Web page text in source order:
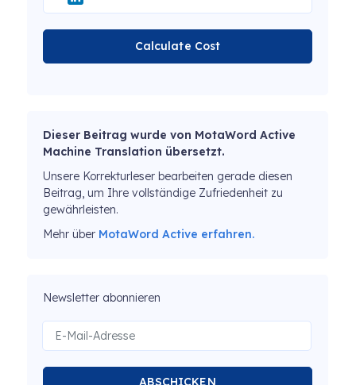
Calculate Cost
Dieser Beitrag wurde von MotaWord Active
Machine Translation übersetzt.
Unsere Korrekturleser bearbeiten gerade diesen
Beitrag, um Ihre vollständige Zufriedenheit zu
gewährleisten.
Mehr über MotaWord Active erfahren.
Newsletter abonnieren
ABSCHICKEN